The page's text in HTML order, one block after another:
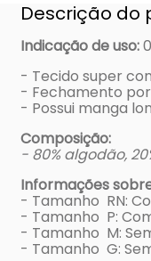
Descrição do
Indicação de uso:
- Tecido super
- Fechamento
- Possui manga
Composição:
- 80% algodão,
Informações
- Tamanho RN:
- Tamanho P:
- Tamanho M:
- Tamanho G: